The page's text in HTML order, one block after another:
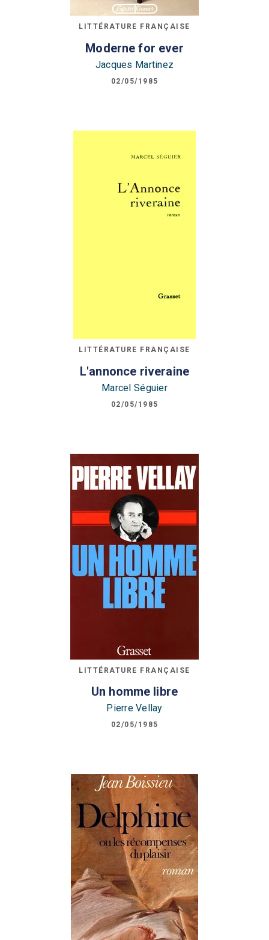
LITTÉRATURE FRANÇAISE
Moderne for ever
Jacques Martinez
02/05/1985
LITTÉRATURE FRANÇAISE
L'annonce riveraine
Marcel Séguier
02/05/1985
LITTÉRATURE FRANÇAISE
Un homme libre
Pierre Vellay
02/05/1985